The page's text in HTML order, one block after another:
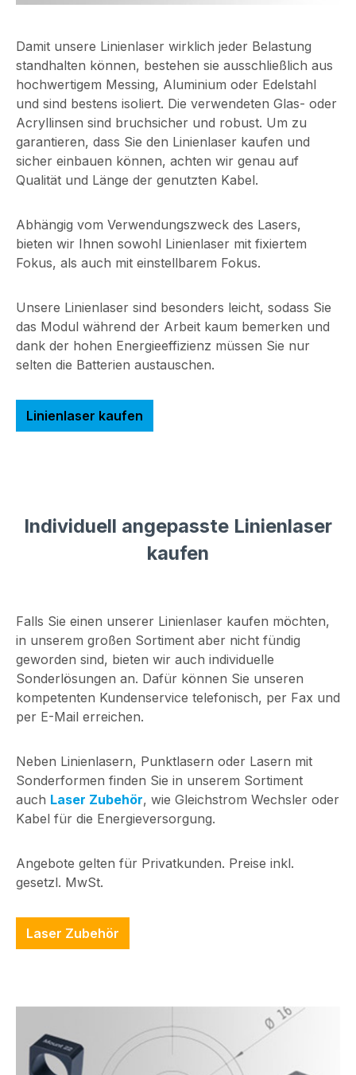
Laserschutzbrille
PICO-LPG-635-660
nach DIN EN 207,
geeigneter
Wellenlängenbereic
h rot >630 - 700
nm, bequeme
Passform über
breites Sichtfeld,
zum
Laserschweißen,
Lasermarkieren, für
kosmetische
Anwendungen,
Forschung und
Picotronic Zubehör
PICO-LENS-
Hersteller
Picotronic GmbH
Rudolf-Diesel-Str.2a
Verantwortlicher
Wirtschaftsakteur
Picotronic GmbH
Rudolf-Diesel-Str.2a
56070 Koblenz
Deutschland
MD650-1-5(12x34)-
Q auf Amazon
kaufen
Picotronic Zubehör
PICO-LENS-
CLEANING-PEN-
MICRO
Informationen zur
Produktsicherheit
Hersteller
Picotronic GmbH
Deutschland
info@picotronic.de
Verantwortlicher
Picotronic GmbH
Rudolf-Diesel-Str.2a
56070 Koblenz
Deutschland
Damit unsere Linienlaser wirklich jeder Belastung
standhalten können, bestehen sie ausschließlich aus
hochwertigem Messing, Aluminium oder Edelstahl
und sind bestens isoliert. Die verwendeten Glas- oder
Acryllinsen sind bruchsicher und robust. Um zu
garantieren, dass Sie den Linienlaser kaufen und
sicher einbauen können, achten wir genau auf
Qualität und Länge der genutzten Kabel.
Abhängig vom Verwendungszweck des Lasers,
bieten wir Ihnen sowohl Linienlaser mit fixiertem
Fokus, als auch mit einstellbarem Fokus.
Unsere Linienlaser sind besonders leicht, sodass Sie
das Modul während der Arbeit kaum bemerken und
dank der hohen Energieeffizienz müssen Sie nur
selten die Batterien austauschen.
Linienlaser kaufen
Individuell angepasste Linienlaser
kaufen
Falls Sie einen unserer Linienlaser kaufen möchten,
in unserem großen Sortiment aber nicht fündig
geworden sind, bieten wir auch individuelle
Sonderlösungen an. Dafür können Sie unseren
kompetenten Kundenservice telefonisch, per Fax und
per E-Mail erreichen.
Neben Linienlasern, Punktlasern oder Lasern mit
Sonderformen finden Sie in unserem Sortiment
auch Laser Zubehör, wie Gleichstrom Wechsler oder
Kabel für die Energieversorgung.
Angebote gelten für Privatkunden. Preise inkl.
gesetzl. MwSt.
Laser Zubehör